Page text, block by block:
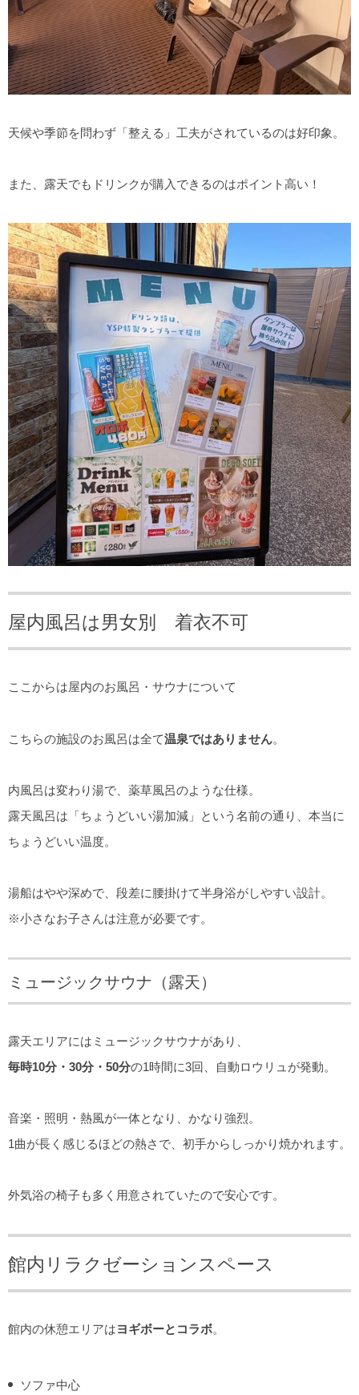
天候や季節を問わず「整える」工夫がされているのは好印象。
また、露天でもドリンクが購入できるのはポイント高い！
屋内風呂は男女別 着衣不可
ここからは屋内のお風呂・サウナについて
こちらの施設のお風呂は全て温泉ではありません。
内風呂は変わり湯で、薬草風呂のような仕様。
露天風呂は「ちょうどいい湯加減」という名前の通り、本当に
ちょうどいい温度。
湯船はやや深めで、段差に腰掛けて半身浴がしやすい設計。
※小さなお子さんは注意が必要です。
ミュージックサウナ（露天）
露天エリアにはミュージックサウナがあり、
毎時10分・30分・50分の1時間に3回、自動ロウリュが発動。
音楽・照明・熱風が一体となり、かなり強烈。
1曲が長く感じるほどの熱さで、初手からしっかり焼かれます。
外気浴の椅子も多く用意されていたので安心です。
館内リラクゼーションスペース
館内の休憩エリアはヨギボーとコラボ。
ソファ中心